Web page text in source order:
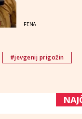
FENA
#jevgenij prigožin